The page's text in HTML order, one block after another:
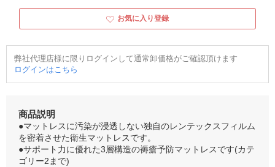
お気に入り登録
弊社代理店様に限りログインして通常卸価格がご確認頂けます
ログインはこちら
商品説明
●マットレスに汚染が浸透しない独自のレンテックスフィルム
を密着させた衛生マットレスです。
●サポート力に優れた3層構造の褥瘡予防マットレスです(カテ
ゴリー2まで)